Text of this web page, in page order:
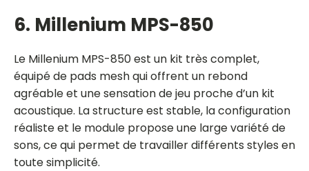
6. Millenium MPS-850
Le Millenium MPS-850 est un kit très complet,
équipé de pads mesh qui offrent un rebond
agréable et une sensation de jeu proche d’un kit
acoustique. La structure est stable, la configuration
réaliste et le module propose une large variété de
sons, ce qui permet de travailler différents styles en
toute simplicité.